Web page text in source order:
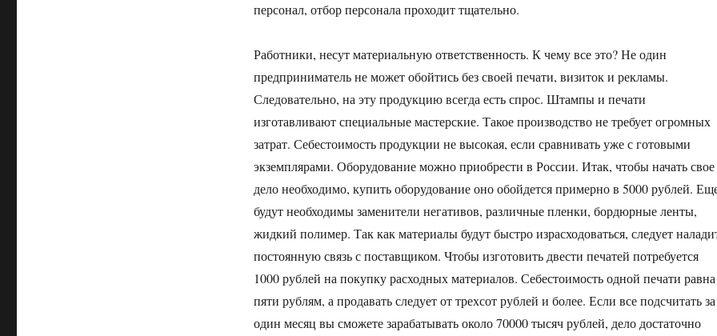
персонал, отбор персонала проходит тщательно.
Работники, несут материальную ответственность. К чему все это? Не один
предприниматель не может обойтись без своей печати, визиток и рекламы.
Следовательно, на эту продукцию всегда есть спрос. Штампы и печати
изготавливают специальные мастерские. Такое производство не требует огромных
затрат. Себестоимость продукции не высокая, если сравнивать уже с готовыми
экземплярами. Оборудование можно приобрести в России. Итак, чтобы начать свое
дело необходимо, купить оборудование оно обойдется примерно в 5000 рублей.
будут необходимы заменители негативов, различные пленки, бордюрные ленты,
жидкий полимер. Так как материалы будут быстро израсходоваться, следует
постоянную связь с поставщиком. Чтобы изготовить двести печатей потребуется
1000 рублей на покупку расходных материалов. Себестоимость одной печати равна
пяти рублям, а продавать следует от трехсот рублей и более. Если все подсчитать за
один месяц вы сможете зарабатывать около 70000 тысяч рублей, дело достаточно